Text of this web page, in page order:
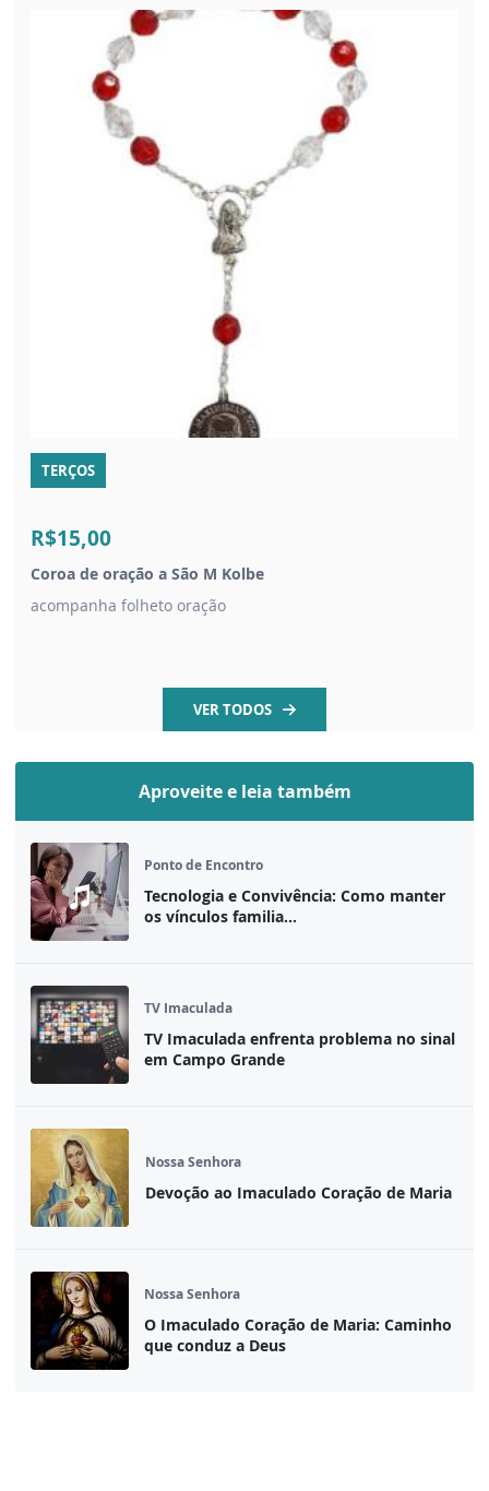
TERÇOS
R$15,00
Coroa de oração a São M Kolbe
acompanha folheto oração
VER TODOS
Aproveite e leia também
Ponto de Encontro
Tecnologia e Convivência: Como manter
os vínculos familia...
TV Imaculada
TV Imaculada enfrenta problema no sinal
em Campo Grande
Nossa Senhora
Devoção ao Imaculado Coração de Maria
Nossa Senhora
O Imaculado Coração de Maria: Caminho
que conduz a Deus